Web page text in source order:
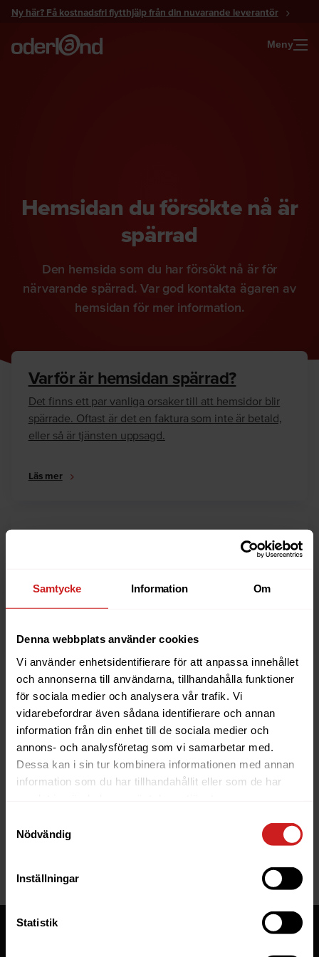
Samtycke Information Om
Denna webbplats använder cookies
Vi använder enhetsidentifierare för att anpassa innehållet
och annonserna till användarna, tillhandahålla funktioner
för sociala medier och analysera vår trafik. Vi
vidarebefordrar även sådana identifierare och annan
information från din enhet till de sociala medier och
annons- och analysföretag som vi samarbetar med.
Dessa kan i sin tur kombinera informationen med annan
information som du har tillhandahållit eller som de har
Nödvändig
Inställningar
Statistik
Gå
innehåll
Ny här? Få kostnadsfri flytthjälp från din nuvarande leverantör
Meny
Hemsidan du försökte nå är
spärrad
Den hemsida som du har försökt nå är för
närvarande spärrad. Var god kontakta ägaren av
hemsidan för mer information.
Varför är hemsidan spärrad?
Det finns ett par vanliga orsaker till att hemsidor blir
spärrade. Oftast är det en faktura som inte är betald,
eller så är tjänsten uppsagd.
Läs mer
Är du ägare till hemsidan eller domännamnet så har
anledningarna till varför en hemsida är spärrad.
Läs mer
The website you were trying to
reach has been suspended
If you are the owner of this website or domain please
read
website to be suspended.